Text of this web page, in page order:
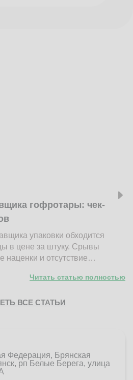
гофротары: чек-
упаковки обходится
в цене за штуку. Срывы
наценки и отсутствие…
Читать статью полностью
ВСЕ СТАТЬИ
Федерация, Брянская
рп Белые Берега, улица